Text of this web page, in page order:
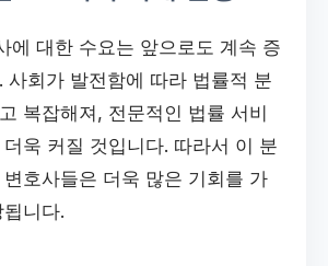
에 대한 수요는 앞으로도 계속 증
사회가 발전함에 따라 법률적 분
복잡해져, 전문적인 법률 서비
욱 커질 것입니다. 따라서 이 분
호사들은 더욱 많은 기회를 가
니다.